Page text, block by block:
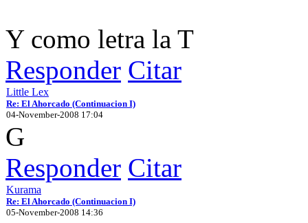
Y como letra la T
Responder Citar
Little Lex
Re: El Ahorcado (Continuacion I)
04-November-2008 17:04
G
Responder Citar
Kurama
Re: El Ahorcado (Continuacion I)
05-November-2008 14:36